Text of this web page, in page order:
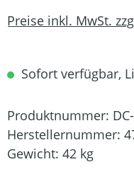
Preise inkl. MwSt.
Sofort verfügbar,
Produktnummer:
Herstellernummer:
Gewicht: 42 kg